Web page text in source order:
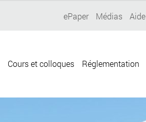
ePaper Médias Aide
Cours et colloques Réglementation